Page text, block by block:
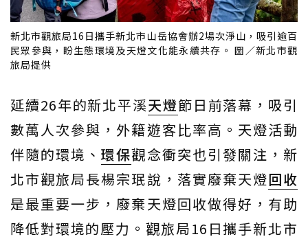
新北市觀旅局16日攜手新北市山岳協會辦2場次淨山，吸引逾百
民眾參與，盼生態環境及天燈文化能永續共存。 圖／新北市觀
旅局提供
延續26年的新北平溪天燈節日前落幕，吸引
數萬人次參與，外籍遊客比率高。天燈活動
伴隨的環境、環保觀念衝突也引發關注，新
北市觀旅局長楊宗珉說，落實廢棄天燈回收
是最重要一步，廢棄天燈回收做得好，有助
降低對環境的壓力。觀旅局16日攜手新北市